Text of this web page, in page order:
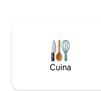
teu. Tingues en compte
inferior està ocupat per
veniu a relaxar-vos com a
gaudireu d’una vista al
Cuina